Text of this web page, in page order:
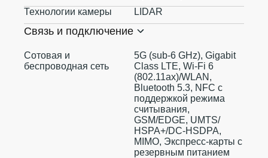
Технологии камеры
LIDAR
Связь и подключение
Сотовая и
беспроводная сеть
5G (sub‑6 GHz), Gigabit
Class LTE, Wi‑Fi 6
(802.11ax)/WLAN,
Bluetooth 5.3, NFC с
поддержкой режима
считывания,
GSM/EDGE, UMTS/​
HSPA+/​DC-HSDPA,
MIMO, Экспресс‑карты с
резервным питанием